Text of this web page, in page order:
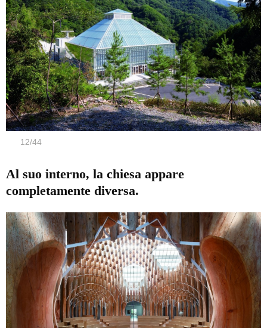
12/44
Al suo interno, la chiesa appare
completamente diversa.